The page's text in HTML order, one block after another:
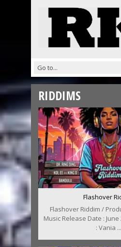
RIDDIMS
Flashover
Flashover Riddim /
Music Release Date :
: Vania ...